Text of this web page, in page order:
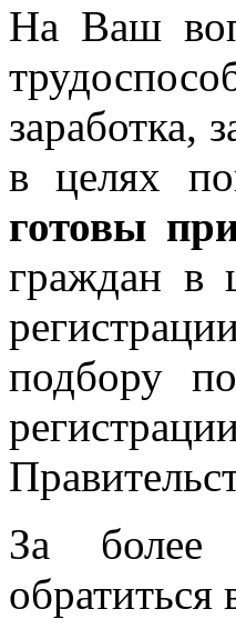
На Ваш
заработка,
в целях
готовы
граждан в
подбору
За более